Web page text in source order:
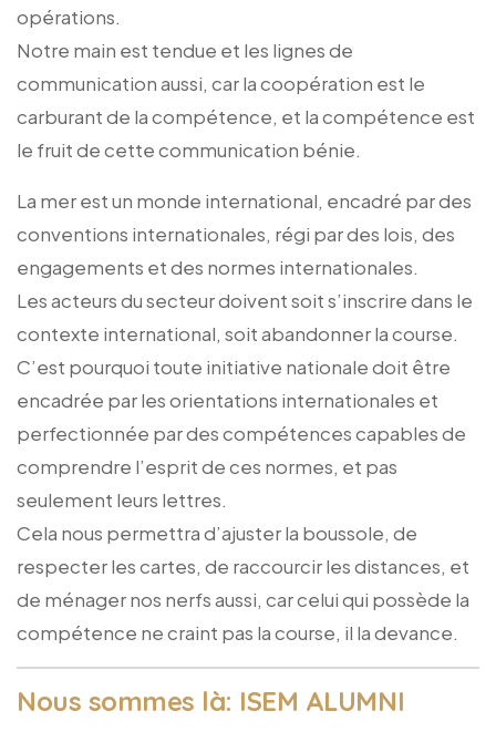
opérations.
Notre main est tendue et les lignes de
communication aussi, car la coopération est le
carburant de la compétence, et la compétence est
le fruit de cette communication bénie.
La mer est un monde international, encadré par des
conventions internationales, régi par des lois, des
engagements et des normes internationales.
Les acteurs du secteur doivent soit s’inscrire dans le
contexte international, soit abandonner la course.
C’est pourquoi toute initiative nationale doit être
encadrée par les orientations internationales et
perfectionnée par des compétences capables de
comprendre l’esprit de ces normes, et pas
seulement leurs lettres.
Cela nous permettra d’ajuster la boussole, de
respecter les cartes, de raccourcir les distances, et
de ménager nos nerfs aussi, car celui qui possède la
compétence ne craint pas la course, il la devance.
Nous sommes là: ISEM ALUMNI